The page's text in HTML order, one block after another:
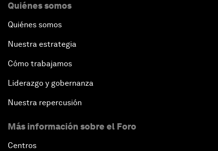
Quiénes somos
Quiénes somos
Nuestra estrategia
Cómo trabajamos
Liderazgo y gobernanza
Nuestra repercusión
Más información sobre el Foro
Centros